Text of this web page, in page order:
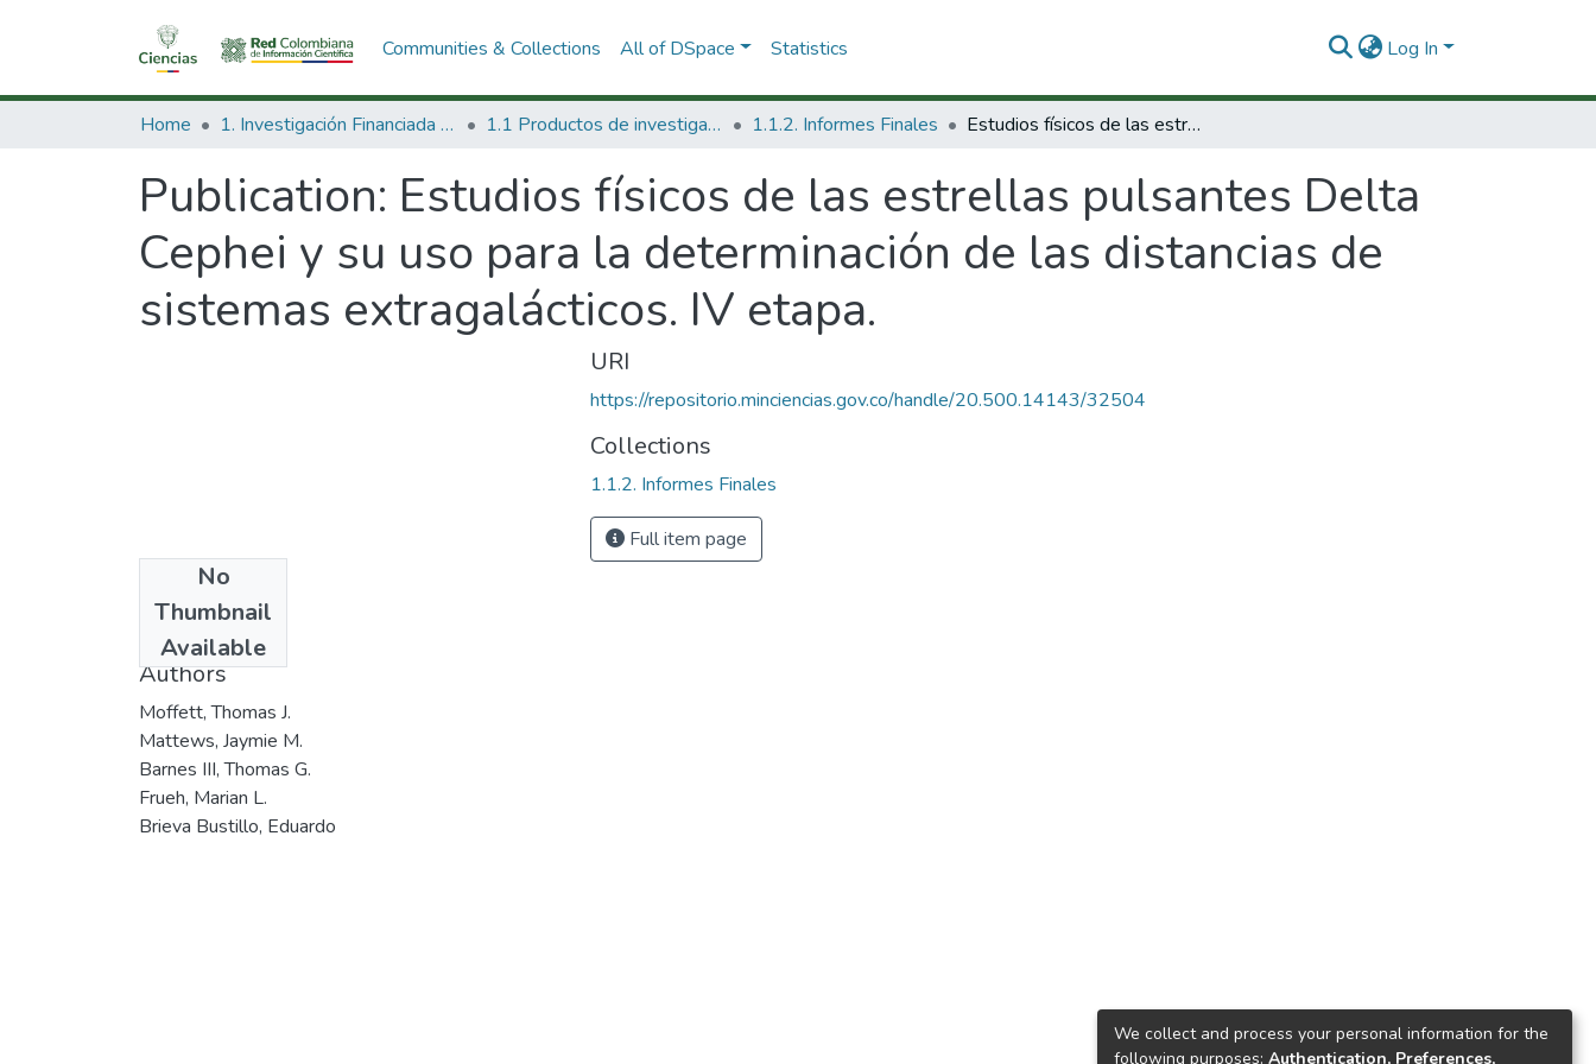
Communities & Collections All of DSpace Statistics Log In
Home 1. Investigación Financiada con Recursos Públicos 1.1 Productos de investigación 1.1.2. Informes Finales Estudios físicos de las estrellas pulsantes Delta Cephei y su uso para la determinación de las distancias de sistemas extragalácticos. IV etapa.
Publication: Estudios físicos de las estrellas pulsantes Delta
Cephei y su uso para la determinación de las distancias de
sistemas extragalácticos. IV etapa.
No
Thumbnail
Available
1990
Authors
Moffett, Thomas J.
Mattews, Jaymie M.
Barnes III, Thomas G.
Frueh, Marian L.
Brieva Bustillo, Eduardo
URI
https://repositorio.minciencias.gov.co/handle/20.500.14143/32504
Collections
1.1.2. Informes Finales
Full item page
We collect and process your personal information for the
following purposes: Authentication, Preferences,